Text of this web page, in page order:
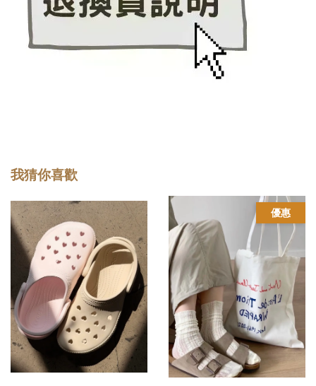
我猜你喜歡
優惠